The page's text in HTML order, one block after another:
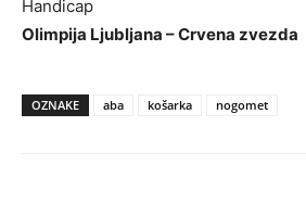
Handicap
Olimpija Ljubljana – Crvena zvezda
OZNAKE aba košarka nogomet